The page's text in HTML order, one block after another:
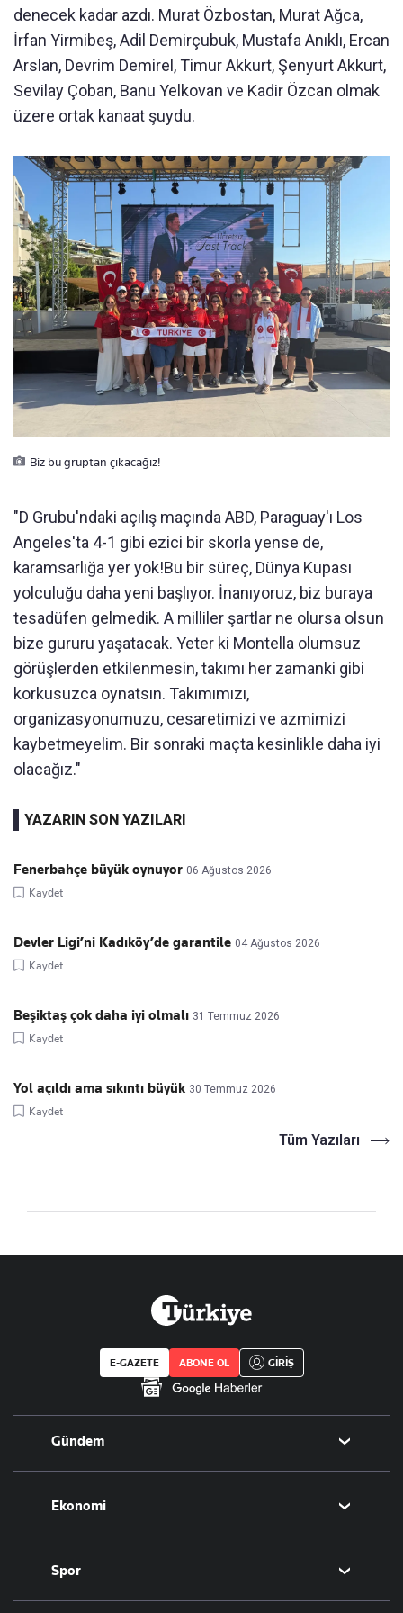
denecek kadar azdı. Murat Özbostan, Murat Ağca,
İrfan Yirmibeş, Adil Demirçubuk, Mustafa Anıklı, Ercan
Arslan, Devrim Demirel, Timur Akkurt, Şenyurt Akkurt,
Sevilay Çoban, Banu Yelkovan ve Kadir Özcan olmak
üzere ortak kanaat şuydu.
Biz bu gruptan çıkacağız!
"D Grubu'ndaki açılış maçında ABD, Paraguay'ı Los
Angeles'ta 4-1 gibi ezici bir skorla yense de,
karamsarlığa yer yok!Bu bir süreç, Dünya Kupası
yolculuğu daha yeni başlıyor. İnanıyoruz, biz buraya
tesadüfen gelmedik. A milliler şartlar ne olursa olsun
bize gururu yaşatacak. Yeter ki Montella olumsuz
görüşlerden etkilenmesin, takımı her zamanki gibi
korkusuzca oynatsın. Takımımızı,
organizasyonumuzu, cesaretimizi ve azmimizi
kaybetmeyelim. Bir sonraki maçta kesinlikle daha iyi
olacağız."
YAZARIN SON YAZILARI
Fenerbahçe büyük oynuyor 06 Ağustos 2026
Kaydet
Devler Ligi’ni Kadıköy’de garantile 04 Ağustos 2026
Kaydet
Beşiktaş çok daha iyi olmalı 31 Temmuz 2026
Kaydet
Yol açıldı ama sıkıntı büyük 30 Temmuz 2026
Kaydet
Tüm Yazıları
E-GAZETE ABONE OL GİRİŞ
Gündem
Politika
Eğitim
Ekonomi
Borsa
Altın
Döviz
Spor
Futbol